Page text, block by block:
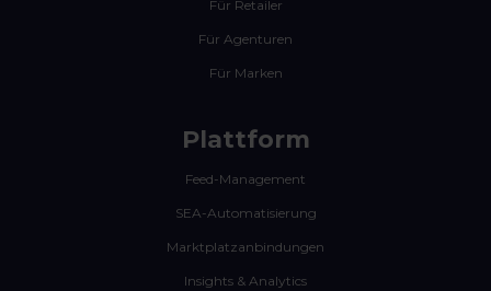
Für Retailer
Für Agenturen
Für Marken
Plattform
Feed-Management
SEA-Automatisierung
Marktplatzanbindungen
Insights & Analytics